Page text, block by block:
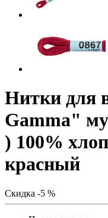
Нитки для
Gamma"
) 100%
красный
Скидка -5 %